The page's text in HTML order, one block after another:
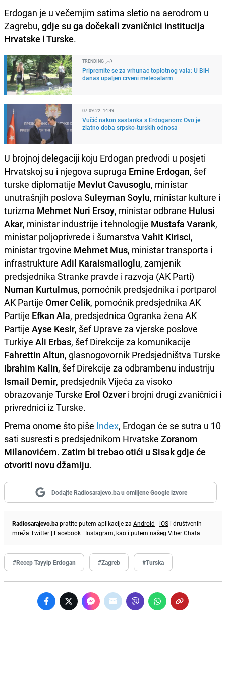
Erdogan je u večernjim satima sletio na aerodrom u
Zagrebu, gdje su ga dočekali zvaničnici institucija
Hrvatske i Turske.
TRENDING
Pripremite se za vrhunac toplotnog vala: U BiH
danas upaljen crveni meteoalarm
07.09.22. 14:49
Vučić nakon sastanka s Erdoganom: Ovo je
zlatno doba srpsko-turskih odnosa
U brojnoj delegaciji koju Erdogan predvodi u posjeti
Hrvatskoj su i njegova supruga Emine Erdogan, šef
turske diplomatije Mevlut Cavusoglu, ministar
unutrašnjih poslova Suleyman Soylu, ministar kulture i
turizma Mehmet Nuri Ersoy, ministar odbrane Hulusi
Akar, ministar industrije i tehnologije Mustafa Varank,
ministar poljoprivrede i šumarstva Vahit Kirisci,
ministar trgovine Mehmet Mus, ministar transporta i
infrastrukture Adil Karaismailoglu, zamjenik
predsjednika Stranke pravde i razvoja (AK Parti)
Numan Kurtulmus, pomoćnik predsjednika i portparol
AK Partije Omer Celik, pomoćnik predsjednika AK
Partije Efkan Ala, predsjednica Ogranka žena AK
Partije Ayse Kesir, šef Uprave za vjerske poslove
Turkiye Ali Erbas, šef Direkcije za komunikacije
Fahrettin Altun, glasnogovornik Predsjedništva Turske
Ibrahim Kalin, šef Direkcije za odbrambenu industriju
Ismail Demir, predsjednik Vijeća za visoko
obrazovanje Turske Erol Ozver i brojni drugi zvaničnici i
privrednici iz Turske.
Prema onome što piše Index, Erdogan će se sutra u 10
sati susresti s predsjednikom Hrvatske Zoranom
Milanovićem. Zatim bi trebao otići u Sisak gdje će
otvoriti novu džamiju.
Dodajte Radiosarajevo.ba u omiljene Google izvore
Radiosarajevo.bapratite putem aplikacije za Android | iOS i društvenih
mreža Twitter | Facebook | Instagram, kao i putem našeg ViberChata.
#Recep Tayyip Erdogan #Zagreb #Turska